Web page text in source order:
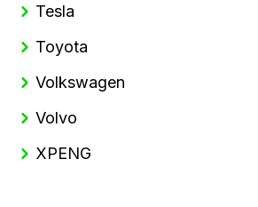
Tesla
Toyota
Volkswagen
Volvo
XPENG